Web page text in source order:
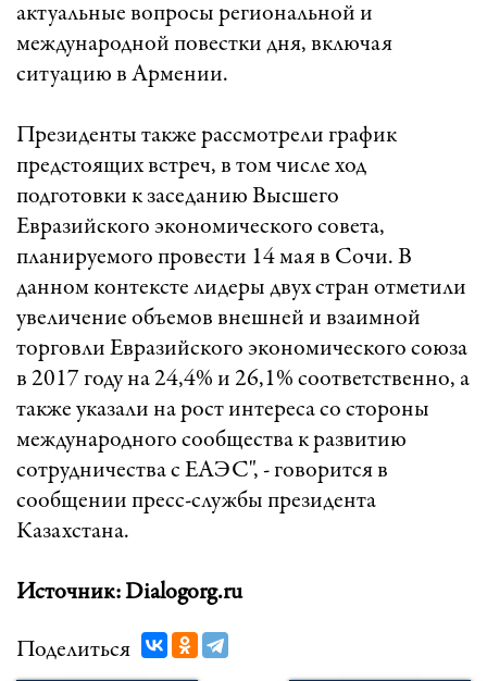
актуальные вопросы региональной и
международной повестки дня, включая
ситуацию в Армении.
Президенты также рассмотрели график
предстоящих встреч, в том числе ход
подготовки к заседанию Высшего
Евразийского экономического совета,
планируемого провести 14 мая в Сочи. В
данном контексте лидеры двух стран отметили
увеличение объемов внешней и взаимной
торговли Евразийского экономического союза
в 2017 году на 24,4% и 26,1% соответственно, а
также указали на рост интереса со стороны
международного сообщества к развитию
сотрудничества с ЕАЭС", - говорится в
сообщении пресс-службы президента
Казахстана.
Источник: Dialogorg.ru
Поделиться